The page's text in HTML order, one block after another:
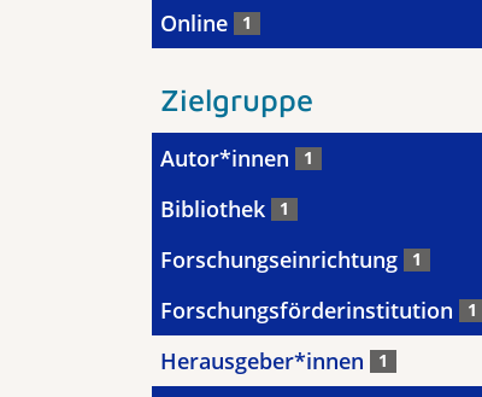
Online 1
Zielgruppe
Autor*innen 1
Bibliothek 1
Forschungseinrichtung 1
Forschungsförderinstitution 1
Herausgeber*innen 1